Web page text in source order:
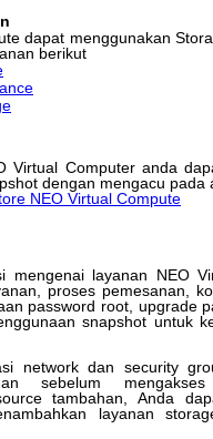
dapat menggunakan
berikut
Virtual Computer anda
dengan mengacu pada
NEO Virtual Compute
mengenai layanan NEO
proses pemesanan
password root upgrade
snapshot untuk
network dan security
sebelum mengakses
tambahan Anda
layanan